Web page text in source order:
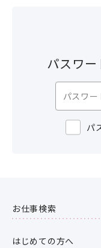
パスワ
パ
お仕事検索
はじめての方へ